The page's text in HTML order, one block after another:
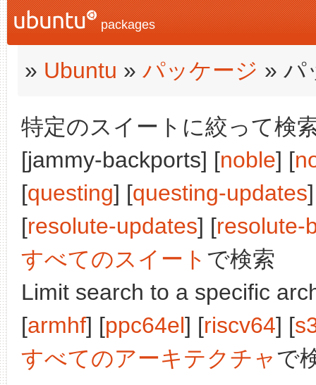
packages
» Ubuntu » パッケージ » パ
特定のスイートに絞って検
[jammy-backports] [noble] [
[questing] [questing-updates
[resolute-updates] [resolute-
すべてのスイート で検索
Limit search to a specific
[armhf] [ppc64el] [riscv64] [
すべてのアーキテクチャで